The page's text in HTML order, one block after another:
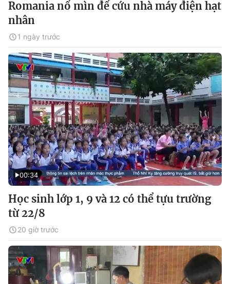
Romania nổ mìn để cứu nhà máy điện hạt
nhân
1 ngày trước
00:34
Học sinh lớp 1, 9 và 12 có thể tựu trường
từ 22/8
20 giờ trước